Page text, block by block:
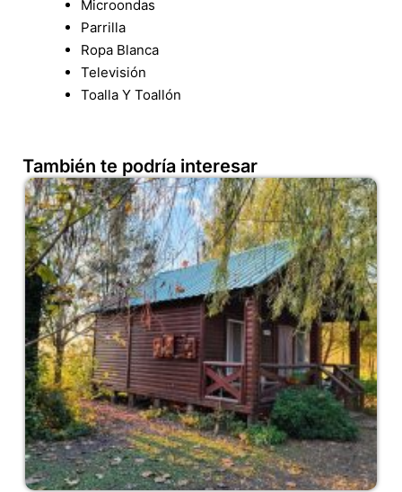
Microondas
Parrilla
Ropa Blanca
Televisión
Toalla Y Toallón
También te podría interesar